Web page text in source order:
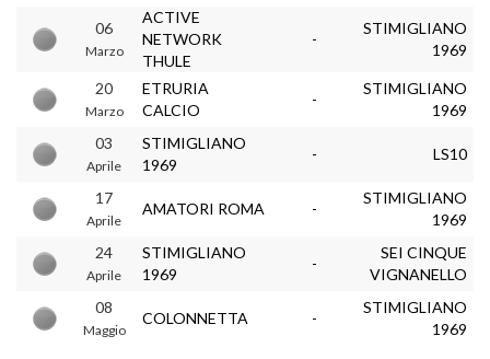
06
Marzo
ACTIVE
NETWORK
THULE
-
STIMIGLIANO
1969
20
Marzo
ETRURIA
CALCIO
-
STIMIGLIANO
1969
03
Aprile
STIMIGLIANO
1969
- LS10
17
Aprile
AMATORI ROMA -
STIMIGLIANO
1969
24
Aprile
STIMIGLIANO
1969
-
SEI CINQUE
VIGNANELLO
08
Maggio
COLONNETTA -
STIMIGLIANO
1969